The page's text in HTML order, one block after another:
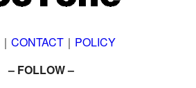
｜ CONTACT｜ POLICY
– FOLLOW –